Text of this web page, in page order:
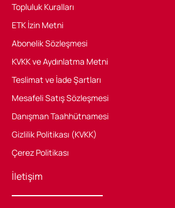
Topluluk Kuralları
ETK İzin Metni
Abonelik Sözleşmesi
KVKK ve Aydınlatma Metni
Teslimat ve İade Şartları
Mesafeli Satış Sözleşmesi
Danışman Taahhütnamesi
Gizlilik Politikası (KVKK)
Çerez Politikası
İletişim